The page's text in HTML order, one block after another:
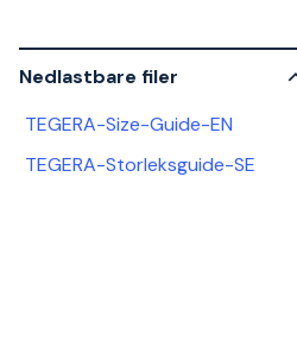
Nedlastbare filer
TEGERA-Size-Guide-EN
TEGERA-Storleksguide-SE